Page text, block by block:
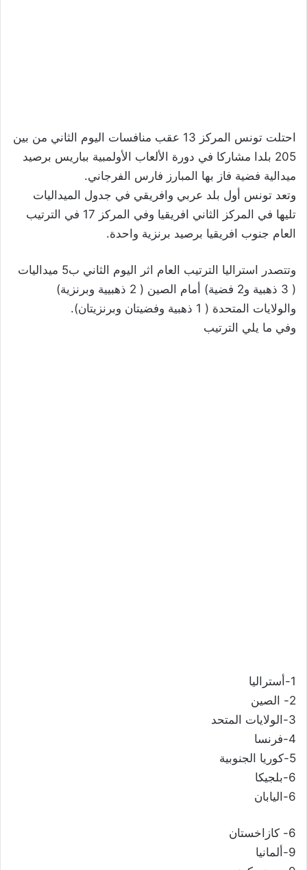
احتلت تونس المركز 13 عقب منافسات اليوم الثاني من بين
205 بلدا مشاركا في دورة الألعاب الأولمبية بباريس برصيد
ميدالية فضية فاز بها المبارز فارس الفرجاني.
وتعد تونس أول بلد عربي وافريقي في جدول الميداليات
تليها في المركز الثاني افريقيا وفي المركز 17 في الترتيب
العام جنوب افريقيا برصيد برنزية واحدة.
وتتصدر استراليا الترتيب العام اثر اليوم الثاني ب5 ميداليات
( 3 ذهبية و2 فضية) أمام الصين ( 2 ذهبيية وبرنزية)
والولايات المتحدة ( 1 ذهبية وفضيتان وبرنزيتان).
وفي ما يلي الترتيب
1-أستراليا
2- الصين
3-الولايات المتحد
4-فرنسا
5-كوريا الجنوبية
6-بلجيكا
6-اليابان
6- كازاخستان
9-ألمانيا